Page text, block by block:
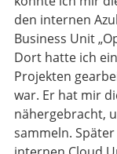
den internen
Business Unit
Dort hatte ich
Projekten
war. Er hat mir
nähergebracht,
sammeln.